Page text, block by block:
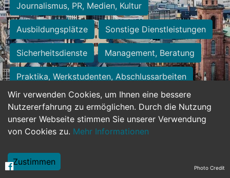
Wir verwenden Cookies, um Ihnen eine bessere
Nutzererfahrung zu ermöglichen. Durch die Nutzung
unserer Webseite stimmen Sie unserer Verwendung
von Cookies zu. Mehr Informationen
Zustimmen
Journalismus, PR, Medien, Kultur
Ausbildungsplätze Sonstige Dienstleistungen
Sicherheitsdienste Management, Beratung
Praktika, Werkstudenten, Abschlussarbeiten
Personalwesen Assistenz, Sekretariat
Hilfskräfte, Aushilfs- und Nebenjobs
Weiterbildung, Studium, duale Ausbildung Photo Credit